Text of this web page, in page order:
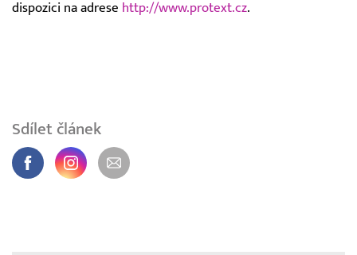
dispozici na adrese http://www.protext.cz.
Sdílet článek